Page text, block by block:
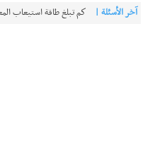
آخر الأسئلة | كم تبلغ طاقة استيعاب